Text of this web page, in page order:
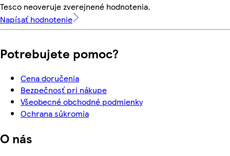
Tesco neoveruje zverejnené hodnotenia.
Napísať hodnotenie
Potrebujete pomoc?
Cena doručenia
Bezpečnosť pri nákupe
Všeobecné obchodné podmienky
Ochrana súkromia
O nás